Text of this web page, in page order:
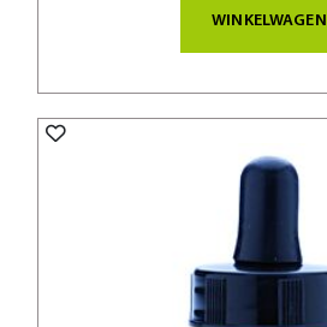
WINKELWAGEN